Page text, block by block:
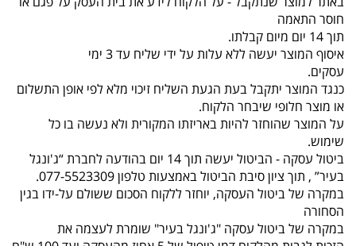
חוסר התאמה
תוך 14 יום מיום קבלתו.
איסוף המוצר יעשה ללא עלות על ידי שליח עד 3 ימי
עסקים.
כנגד המוצר יתקבל בעת הגעת השליח זיכוי מלא לפי אופן התשלום
או מוצר חלופי שיבחר הלקוח.
על המוצר שהוחזר להיות באריזתו המקורית ולא נעשה בו כל
שימוש.
ביטול עסקה - הביטול יעשה תוך 14 יום בהודעה לחברת “ג'ונגל
בעיר” , תוך ציון סיבת הביטול באמצעות טלפון 077-5523309.
במקרה של ביטול העסקה, יוחזר ללקוח הסכום ששולם על-ידו בגין
הסחורה
במקרה של ביטול עסקה "ג'ונגל בעיר" שומרת לעצמה את